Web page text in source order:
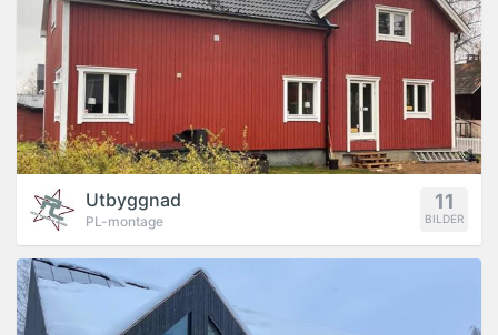
11
BILDER
Utbyggnad
PL-montage